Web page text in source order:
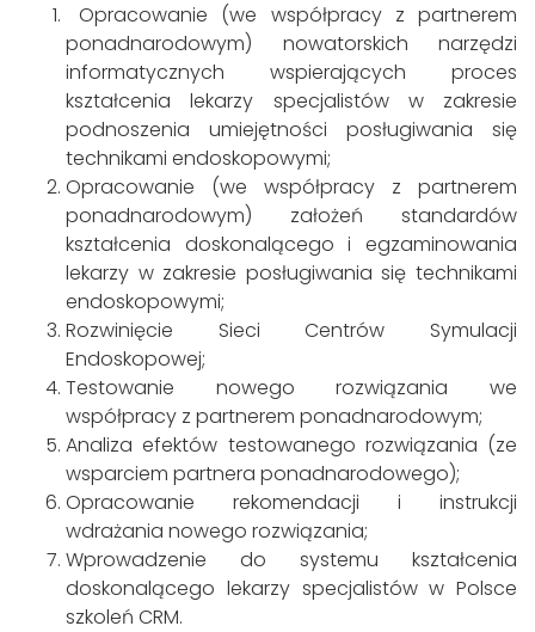
Opracowanie (we współpracy z partnerem
ponadnarodowym) nowatorskich narzędzi
informatycznych wspierających proces
kształcenia lekarzy specjalistów w zakresie
podnoszenia umiejętności posługiwania się
technikami endoskopowymi;
Opracowanie (we współpracy z partnerem
ponadnarodowym) założeń standardów
kształcenia doskonalącego i egzaminowania
lekarzy w zakresie posługiwania się technikami
endoskopowymi;
Rozwinięcie Sieci Centrów Symulacji
Endoskopowej;
Testowanie nowego rozwiązania we
współpracy z partnerem ponadnarodowym;
Analiza efektów testowanego rozwiązania (ze
wsparciem partnera ponadnarodowego);
Opracowanie rekomendacji i instrukcji
wdrażania nowego rozwiązania;
Wprowadzenie do systemu kształcenia
doskonalącego lekarzy specjalistów w Polsce
szkoleń CRM.